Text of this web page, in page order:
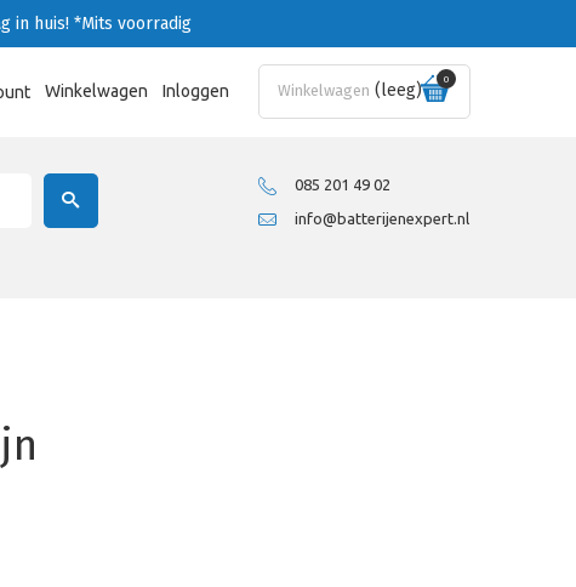
in huis! *Mits voorradig
Winkelwagen
0
(leeg)
Winkelwagen Inloggen
085 201 49 02
info@batterijenexpert.nl